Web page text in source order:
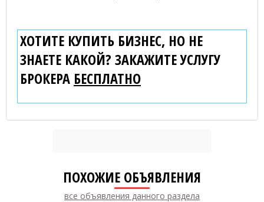
ХОТИТЕ КУПИТЬ БИЗНЕС, НО НЕ
ЗНАЕТЕ КАКОЙ? ЗАКАЖИТЕ УСЛУГУ
БРОКЕРА БЕСПЛАТНО
ПОХОЖИЕ ОБЪЯВЛЕНИЯ
все объявления данного раздела